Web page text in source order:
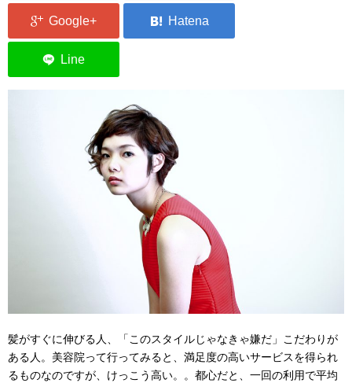
髪がすぐに伸びる人、「このスタイルじゃなきゃ嫌だ」こだわりが
ある人。美容院って行ってみると、満足度の高いサービスを得られ
るものなのですが、けっこう高い。。都心だと、一回の利用で平均